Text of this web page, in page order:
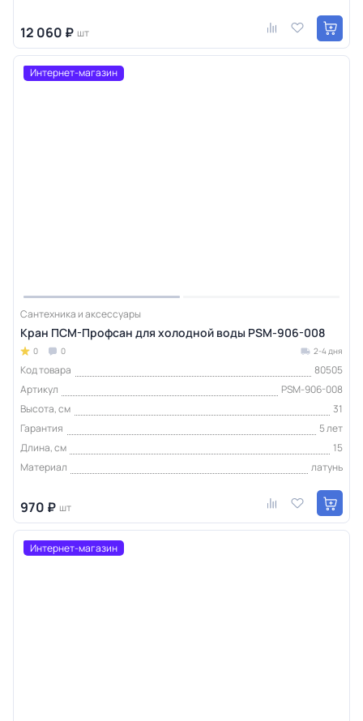
12 060 ₽ шт
Интернет-магазин
Сантехника и аксессуары
Кран ПСМ-Профсан для холодной воды PSM-906-008
0 0 2-4 дня
Код товара
80505
Артикул
PSM-906-008
Высота, см
31
Гарантия
5 лет
Длина, см
15
Материал
латунь
970 ₽ шт
Интернет-магазин